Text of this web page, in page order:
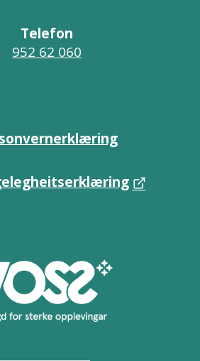
Telefon
952 62 060